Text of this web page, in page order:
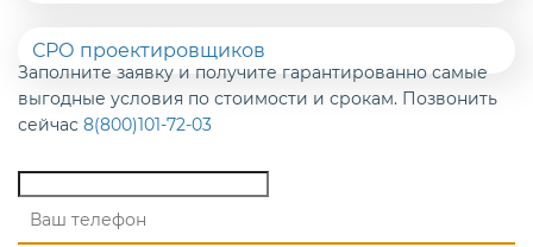
СРО проектировщиков
Заполните заявку и получите гарантированно самые
выгодные условия по стоимости и срокам. Позвонить
сейчас 8(800)101-72-03